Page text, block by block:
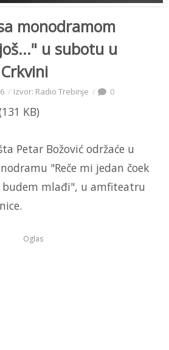
monodramom
u subotu u
Izvor: Radio Trebinje 0
Petar Božović održaće u
"Reče mi jedan čoek
budem mlađi", u amfiteatru
Oglas